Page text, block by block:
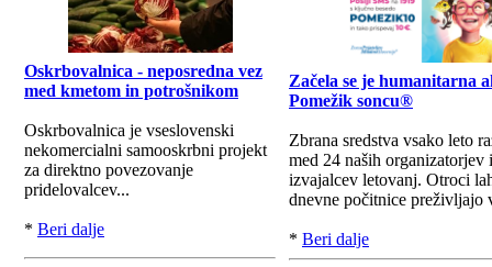
Oskrbovalnica - neposredna vez
med kmetom in potrošnikom
Oskrbovalnica je vseslovenski
nekomercialni samooskrbni projekt
za direktno povezovanje
pridelovalcev...
* Beri dalje
Začela se je humanitarna
Pomežik soncu®
Zbrana sredstva vsako leto
med 24 naših organizatorjev
izvajalcev letovanj. Otroci
dnevne počitnice preživljajo
* Beri dalje